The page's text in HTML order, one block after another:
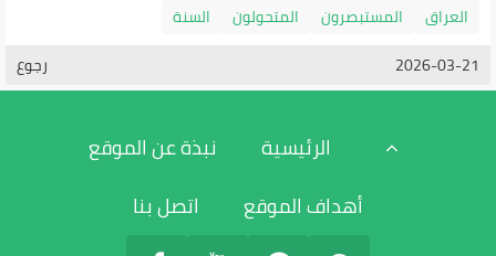
العراق
المستبصرون المتحولون
السنة
رجوع
2026-03-21
الرئيسية
نبذة عن الموقع
أهداف الموقع
اتصل بنا